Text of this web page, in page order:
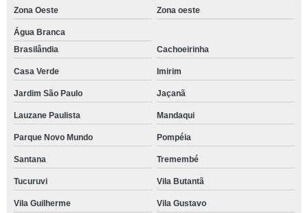
Zona Oeste Zona oeste
Água Branca
Brasilândia
Cachoeirinha
Casa Verde Imirim
Jardim São Paulo Jaçanã
Lauzane Paulista Mandaqui
Parque Novo Mundo Pompéia
Santana Tremembé
Tucuruvi Vila Butantã
Vila Guilherme Vila Gustavo